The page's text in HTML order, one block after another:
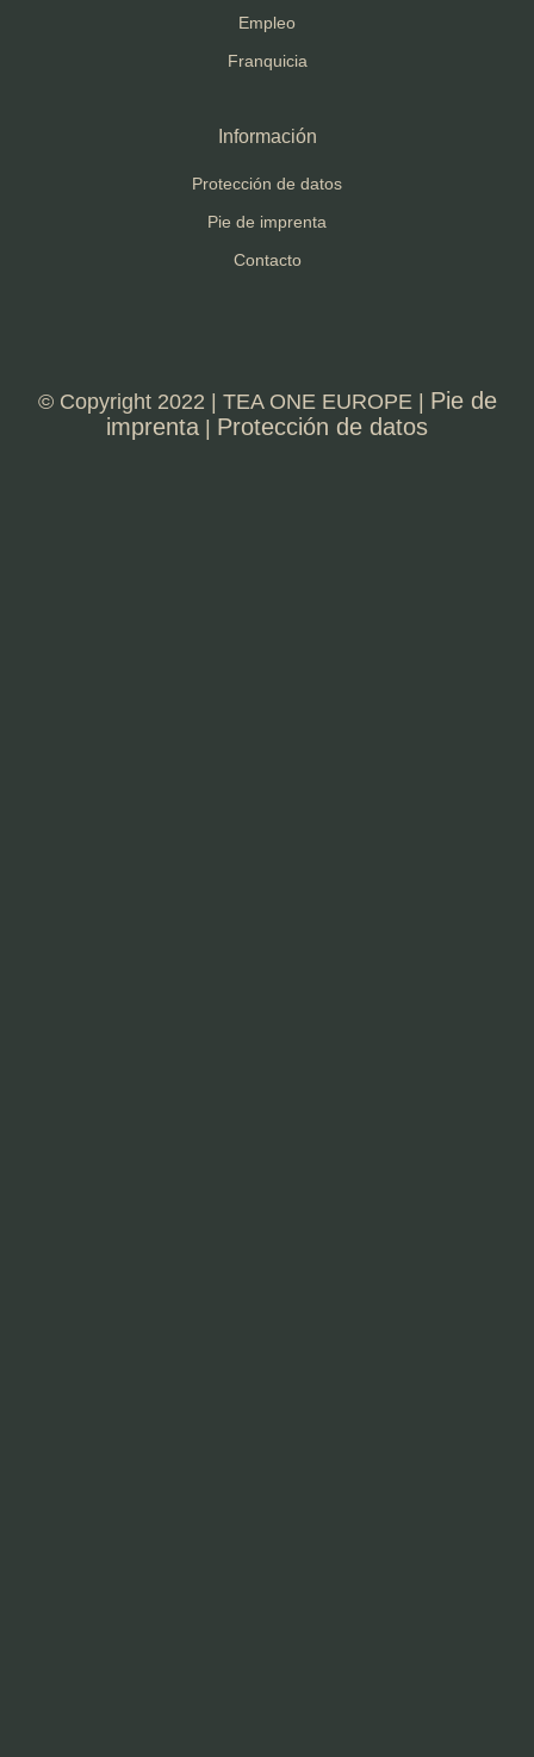
Empleo
Franquicia
Información
Protección de datos
Pie de imprenta
Contacto
© Copyright 2022 | TEA ONE EUROPE | Pie de
imprenta | Protección de datos